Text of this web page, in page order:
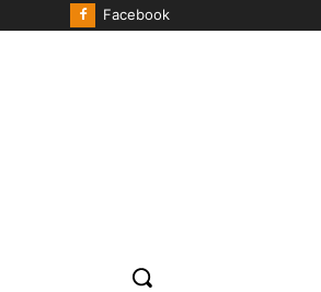
Facebook